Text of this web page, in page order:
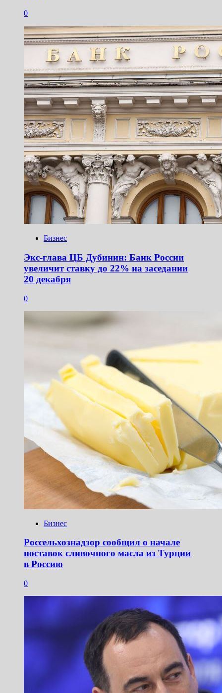
0
Бизнес
Экс-глава ЦБ Дубинин: Банк России
увеличит ставку до 22% на заседании
20 декабря
0
Бизнес
Россельхознадзор сообщил о начале
поставок сливочного масла из Турции
в Россию
0